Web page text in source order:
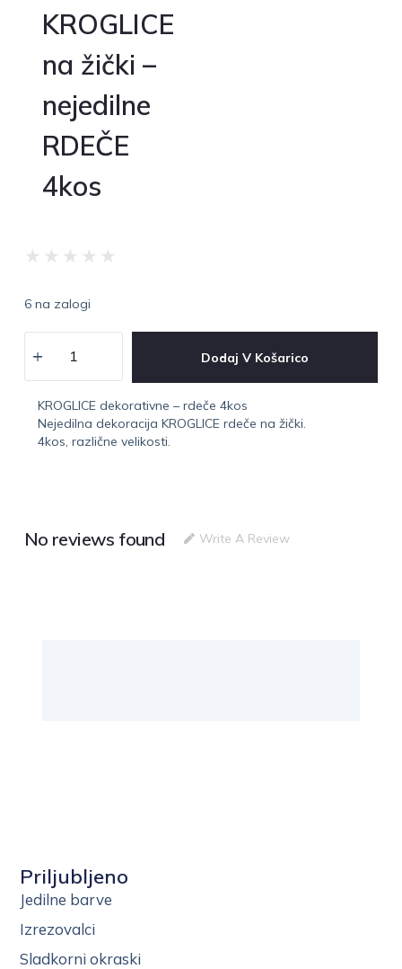
KROGLICE
na žički –
nejedilne
RDEČE
4kos
★ ★ ★ ★ ★
6 na zalogi
Dodaj V Košarico
KROGLICE dekorativne – rdeče 4kos
Nejedilna dekoracija KROGLICE rdeče na žički.
4kos, različne velikosti.
No reviews found Write A Review
Priljubljeno
Jedilne barve
Izrezovalci
Sladkorni okraski